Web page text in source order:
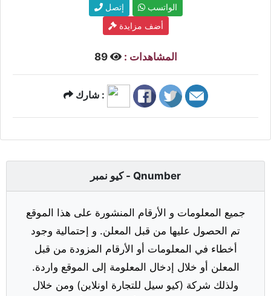
إتصل
الواتسب
أضف مزايدة
المشاهدات : 89
شارك :
كيو نمبر - Qnumber
جميع المعلومات و الأرقام المنشورة على هذا الموقع
تم الحصول عليها من قبل المعلن. و إحتمالية وجود
أخطاء في المعلومات أو الأرقام المزودة من قبل
المعلن أو خلال إدخال المعلومة إلى الموقع واردة.
ولذلك شركة (كيو سيل للتجارة اونلاين) ومن خلال